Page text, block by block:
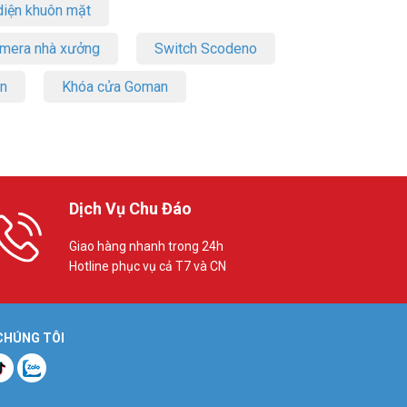
khuôn mặt
nhà xưởng Switch Scodeno
Khóa cửa Goman
Dịch Vụ Chu Đáo
Giao hàng nhanh trong 24h
Hotline phục vụ cả T7 và CN
TÔI